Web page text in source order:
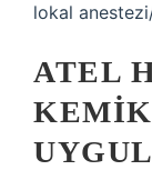
lokal
ATEL